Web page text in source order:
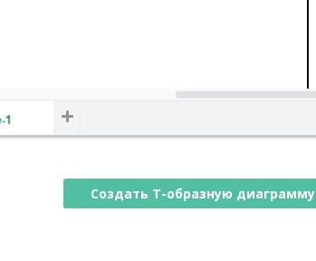
Создать Т-образную диаграмму